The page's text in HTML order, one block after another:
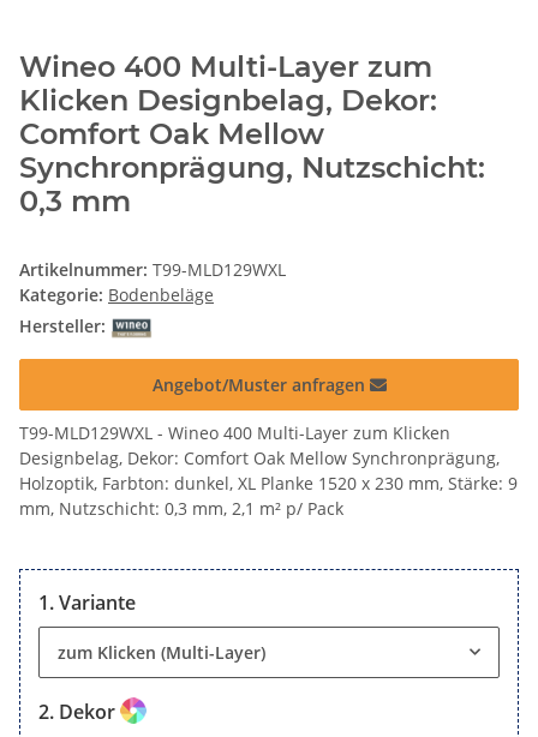
Wineo 400 Multi-Layer zum
Klicken Designbelag, Dekor:
Comfort Oak Mellow
Synchronprägung, Nutzschicht:
0,3 mm
Artikelnummer: T99-MLD129WXL
Kategorie: Bodenbeläge
Hersteller:
Angebot/Muster anfragen
T99-MLD129WXL - Wineo 400 Multi-Layer zum Klicken
Designbelag, Dekor: Comfort Oak Mellow Synchronprägung,
Holzoptik, Farbton: dunkel, XL Planke 1520 x 230 mm, Stärke: 9
mm, Nutzschicht: 0,3 mm, 2,1 m² p/ Pack
Variante
zum Klicken (Multi-Layer)
Dekor